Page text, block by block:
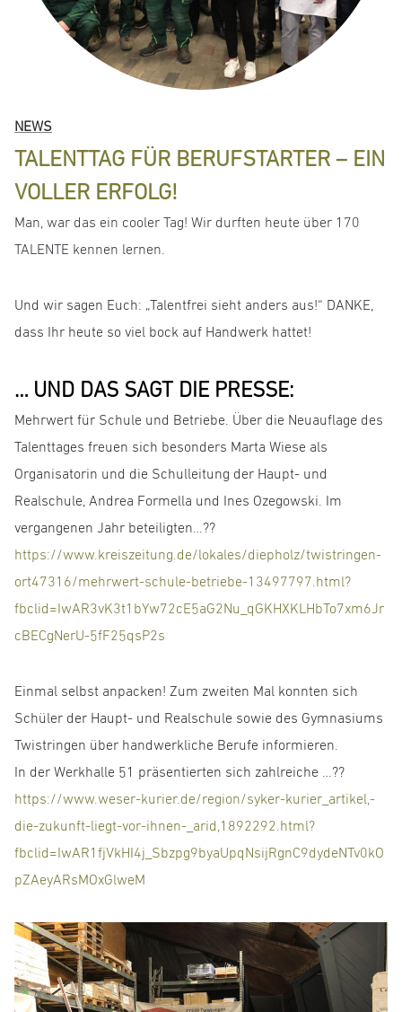
NEWS
TALENTTAG FÜR BERUFSTARTER – EIN
VOLLER ERFOLG!
Man, war das ein cooler Tag! Wir durften heute über 170
TALENTE kennen lernen.
Und wir sagen Euch: „Talentfrei sieht anders aus!“ DANKE,
dass Ihr heute so viel bock auf Handwerk hattet!
… UND DAS SAGT DIE PRESSE:
Mehrwert für Schule und Betriebe. Über die Neuauflage des
Talenttages freuen sich besonders Marta Wiese als
Organisatorin und die Schulleitung der Haupt- und
Realschule, Andrea Formella und Ines Ozegowski. Im
vergangenen Jahr beteiligten…??
https://www.kreiszeitung.de/lokales/diepholz/twistringen-
ort47316/mehrwert-schule-betriebe-13497797.html?
fbclid=IwAR3vK3t1bYw72cE5aG2Nu_qGKHXKLHbTo7xm6Jr
cBECgNerU-5fF25qsP2s
Einmal selbst anpacken! Zum zweiten Mal konnten sich
Schüler der Haupt- und Realschule sowie des Gymnasiums
Twistringen über handwerkliche Berufe informieren.
In der Werkhalle 51 präsentierten sich zahlreiche …??
https://www.weser-kurier.de/region/syker-kurier_artikel,-
die-zukunft-liegt-vor-ihnen-_arid,1892292.html?
fbclid=IwAR1fjVkHI4j_Sbzpg9byaUpqNsijRgnC9dydeNTv0kO
pZAeyARsMOxGlweM